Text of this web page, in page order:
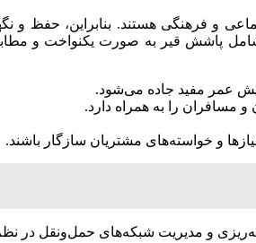
و فرهنگی هستند. بنابراین، حفظ و
پاشش قیر به صورت یکنواخت و
عمر مفید جاده می‌شود.
مسافران را به همراه دارد.
و خواسته‌های مشتریان سازگار باشند.
و مدیریت شبکه‌های حمل‌ونقل در